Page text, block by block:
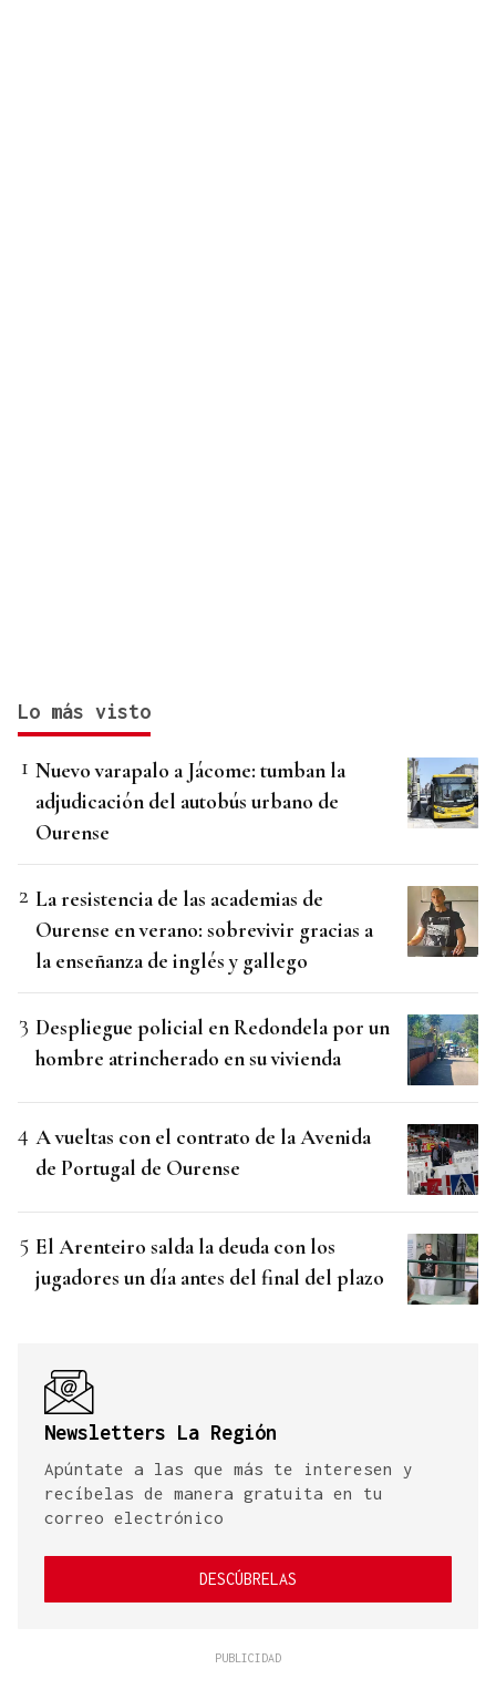
Lo más visto
Nuevo varapalo a Jácome: tumban la
adjudicación del autobús urbano de
Ourense
La resistencia de las academias de
Ourense en verano: sobrevivir gracias a
la enseñanza de inglés y gallego
Despliegue policial en Redondela por un
hombre atrincherado en su vivienda
A vueltas con el contrato de la Avenida
de Portugal de Ourense
El Arenteiro salda la deuda con los
jugadores un día antes del final del plazo
Newsletters La Región
Apúntate a las que más te interesen y
recíbelas de manera gratuita en tu
correo electrónico
DESCÚBRELAS